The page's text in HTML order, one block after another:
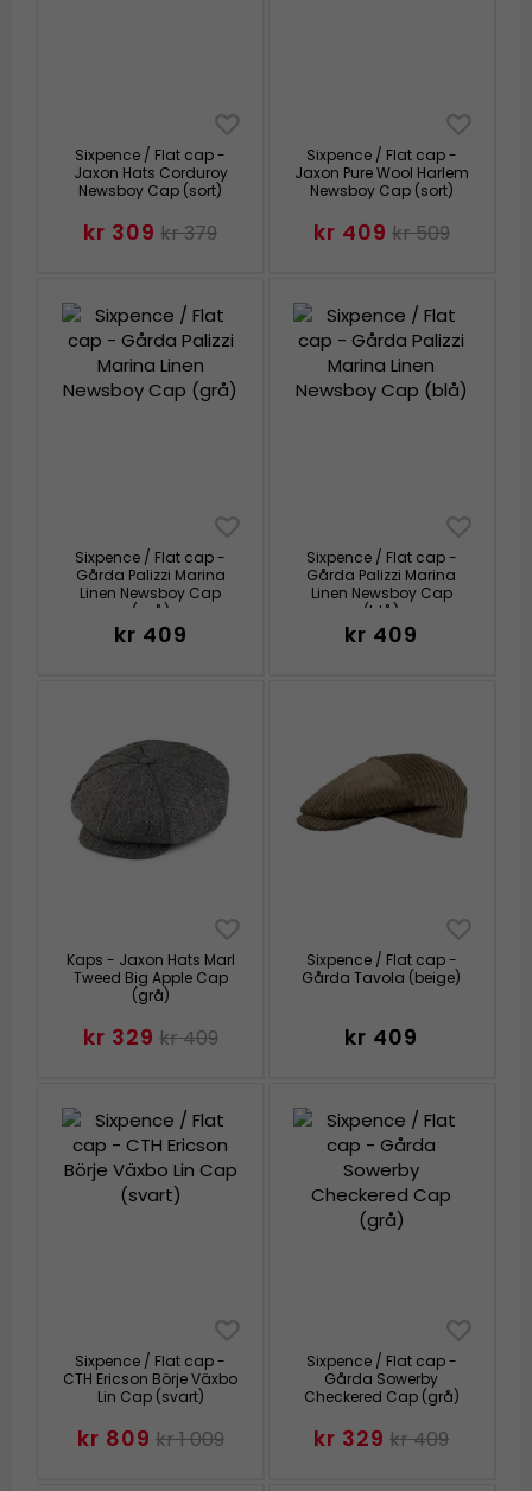
Sixpence / Flat cap -
Jaxon Hats Corduroy
Newsboy Cap (sort)
kr 309 kr 379
Sixpence / Flat cap -
Jaxon Pure Wool Harlem
Newsboy Cap (sort)
kr 409 kr 509
Sixpence / Flat cap -
Gårda Palizzi Marina
Linen Newsboy Cap
(grå)
kr 409
Sixpence / Flat cap -
Gårda Palizzi Marina
Linen Newsboy Cap
(blå)
kr 409
Kaps - Jaxon Hats Marl
Tweed Big Apple Cap
(grå)
kr 329 kr 409
Sixpence / Flat cap -
Gårda Tavola (beige)
kr 409
Sixpence / Flat cap -
CTH Ericson Börje Växbo
Lin Cap (svart)
kr 809 kr 1 009
Sixpence / Flat cap -
Gårda Sowerby
Checkered Cap (grå)
kr 329 kr 409